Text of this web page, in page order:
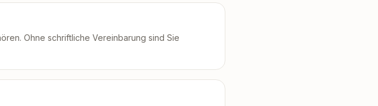
Ohne schriftliche Vereinbarung sind Sie